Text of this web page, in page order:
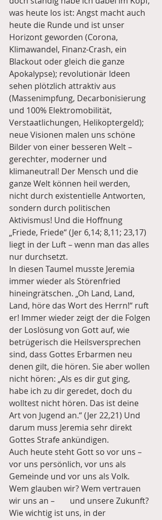
was heute los ist: Angst macht auch
heute die Runde und ist unser
Horizont geworden (Corona,
Klimawandel, Finanz-Crash, ein
Blackout oder gleich die ganze
Apokalypse); revolutionär Ideen
sehen plötzlich attraktiv aus
(Massenimpfung, Decarbonisierung
und 100% Elektromobilität,
Verstaatlichungen, Helikoptergeld);
neue Visionen malen uns schöne
Bilder von einer besseren Welt –
gerechter, moderner und
klimaneutral! Der Mensch und die
ganze Welt können heil werden,
nicht durch existentielle Antworten,
sondern durch politischen
Aktivismus! Und die Hoffnung
„Friede, Friede“ (Jer 6,14; 8,11; 23,17)
liegt in der Luft – wenn man das alles
nur durchsetzt.
In diesen Taumel musste Jeremia
immer wieder als Störenfried
hineingrätschen. „Oh Land, Land,
Land, höre das Wort des Herrn!“ ruft
er! Immer wieder zeigt der die Folgen
der Loslösung von Gott auf, wie
betrügerisch die Heilsversprechen
sind, dass Gottes Erbarmen neu
denen gilt, die hören. Sie aber wollen
nicht hören: „Als es dir gut ging,
habe ich zu dir geredet, doch du
wolltest nicht hören. Das ist deine
Art von Jugend an.“ (Jer 22,21) Und
darum muss Jeremia sehr direkt
Gottes Strafe ankündigen.
Auch heute steht Gott so vor uns –
vor uns persönlich, vor uns als
Gemeinde und vor uns als Volk.
Wem glauben wir? Wem vertrauen
wir uns an – 	und unsere Zukunft?
Wie wichtig ist uns, in der